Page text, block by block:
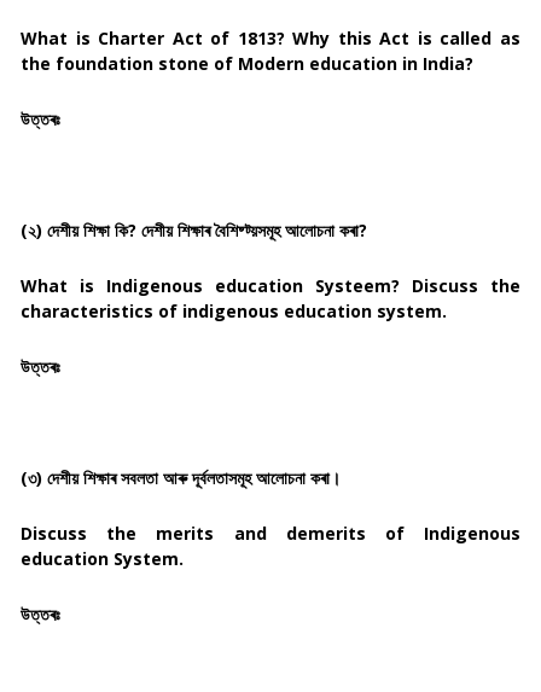
What is Charter Act of 1813? Why this Act is called as
the foundation stone of Modern education in India?
উত্তৰঃ
(২) দেশীয় শিক্ষা কি? দেশীয় শিক্ষাৰ বৈশিষ্ট্য়সমূহ আলোচনা কৰা?
What is Indigenous education Systeem? Discuss the
characteristics of indigenous education system.
উত্তৰঃ
(৩) দেশীয় শিক্ষাৰ সবলতা আৰু দূৰ্বলতাসমূহ আলোচনা কৰা।
Discuss the merits and demerits of Indigenous
education System.
উত্তৰঃ